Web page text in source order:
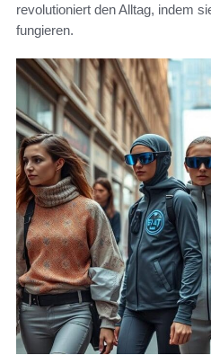
revolutioniert den Alltag, indem
fungieren.